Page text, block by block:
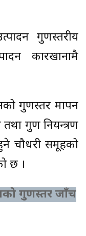
गुणस्तरीय
कारखानामै
गुणस्तर मापन
तथा गुण नियन्त्रण
चौधरी समूहको
छ ।
गुणस्तर जाँच